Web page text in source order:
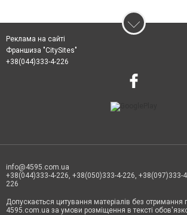
Реклама на сайті
Франшиза "CitySites"
+38(044)333-4-226
info@4595.com.ua
+38(044)333-4-226, +38(050)333-4-226, +38(097)333-
226
Допускається цитування матеріалів без отримання
4595.com.ua за умови розміщення в тексті